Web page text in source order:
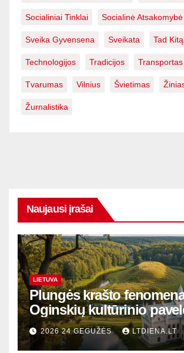
Socialiniai Tinklai Socialinė Atsakomybė
Sveika Gyvensena Sveikata Tad
Technologijos Tradicijos Transportas
Tvarumas Vilnius Švietimas
Žurnalistika
Naujausi įrašai
LIETUVA
Plungės krašto
Oginskių kultūrinio
Žemaitijos gamtos perlų
2026 24 GEGUŽĖS LTDIENA.LT